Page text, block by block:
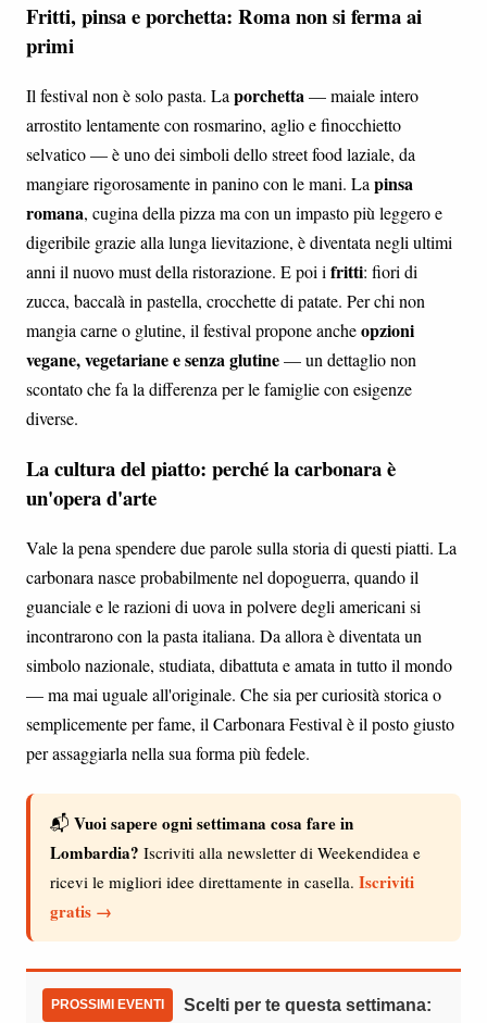
Fritti, pinsa e porchetta: Roma non si ferma ai
primi
Il festival non è solo pasta. La porchetta— maiale intero
arrostito lentamente con rosmarino, aglio e finocchietto
selvatico — è uno dei simboli dello street food laziale, da
mangiare rigorosamente in panino con le mani. La pinsa
romana, cugina della pizza ma con un impasto più leggero e
digeribile grazie alla lunga lievitazione, è diventata negli ultimi
anni il nuovo must della ristorazione. E poi i fritti: fiori di
zucca, baccalà in pastella, crocchette di patate. Per chi non
mangia carne o glutine, il festival propone ancheopzioni
vegane, vegetariane e senza glutine— un dettaglio non
scontato che fa la differenza per le famiglie con esigenze
diverse.
La cultura del piatto: perché la carbonara è
un'opera d'arte
Vale la pena spendere due parole sulla storia di questi piatti. La
carbonara nasce probabilmente nel dopoguerra, quando il
guanciale e le razioni di uova in polvere degli americani si
incontrarono con la pasta italiana. Da allora è diventata un
simbolo nazionale, studiata, dibattuta e amata in tutto il mondo
— ma mai uguale all'originale. Che sia per curiosità storica o
semplicemente per fame, il Carbonara Festival è il posto giusto
per assaggiarla nella sua forma più fedele.
📬 Vuoi sapere ogni settimana cosa fare in
Lombardia? Iscriviti alla newsletter di Weekendidea e
ricevi le migliori idee direttamente in casella. Iscriviti
gratis →
PROSSIMI EVENTI Scelti per te questa settimana: